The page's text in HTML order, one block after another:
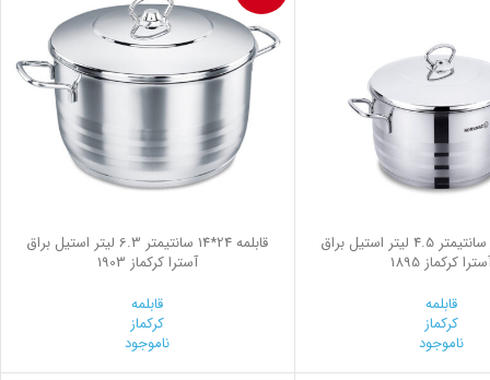
قابلمه 22*12 سانتیمتر 4.5 لیتر استیل براق
کرکماز 1895
قابلمه
کرکماز
ناموجود
قابلمه 24*14 سانتیمتر 6.3 لیتر استیل براق
آسترا کرکماز 1903
قابلمه
کرکماز
ناموجود